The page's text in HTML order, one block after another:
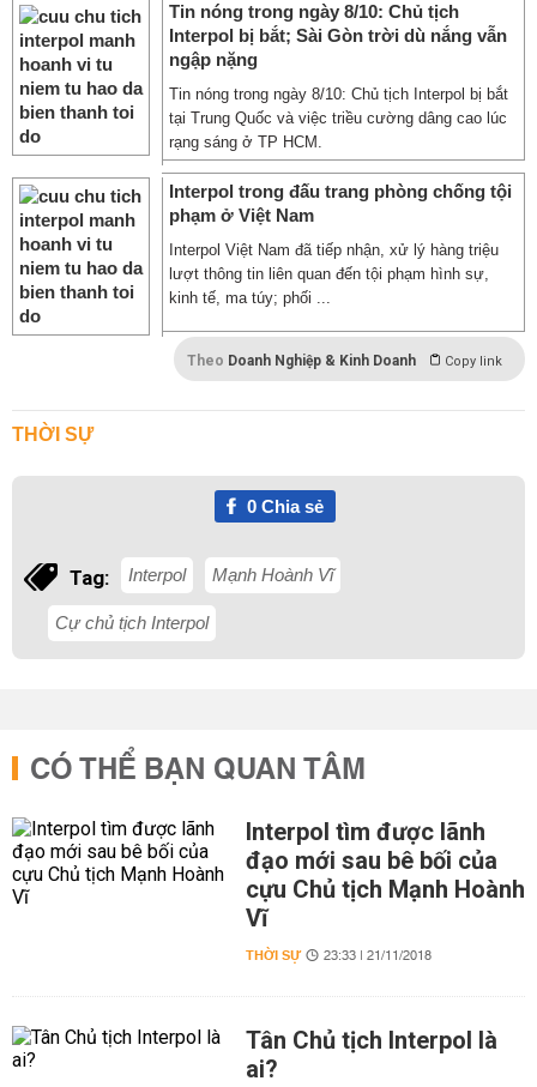
Tin nóng trong ngày 8/10: Chủ tịch
Interpol bị bắt; Sài Gòn trời dù nắng vẫn
ngập nặng
Tin nóng trong ngày 8/10: Chủ tịch Interpol bị bắt
tại Trung Quốc và việc triều cường dâng cao lúc
rạng sáng ở TP HCM.
Interpol trong đấu trang phòng chống tội
phạm ở Việt Nam
Interpol Việt Nam đã tiếp nhận, xử lý hàng triệu
lượt thông tin liên quan đến tội phạm hình sự,
kinh tế, ma túy; phối ...
Theo Doanh Nghiệp & Kinh Doanh Copy link
THỜI SỰ
0Chia sẻ
Tag: Interpol Mạnh Hoành Vĩ
Cự chủ tịch Interpol
CÓ THỂ BẠN QUAN TÂM
Interpol tìm được lãnh
đạo mới sau bê bối của
cựu Chủ tịch Mạnh Hoành
Vĩ
THỜI SỰ 23:33 | 21/11/2018
Tân Chủ tịch Interpol là
ai?